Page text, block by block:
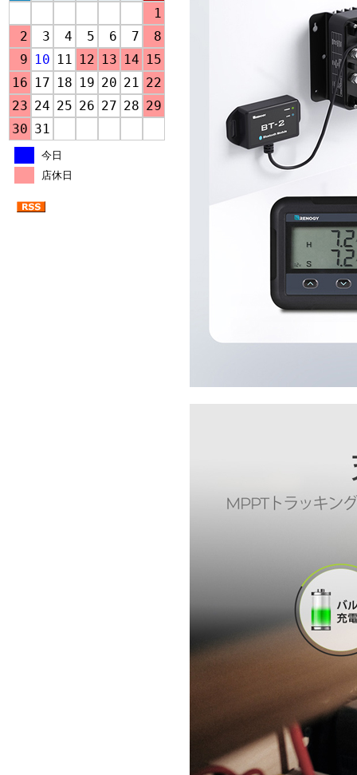
1
2
3 4 5 6 7
8
9 10 11 12 13 14 15
16 17 18 19 20 21 22
23 24 25 26 27 28 29
30 31
今日
店休日